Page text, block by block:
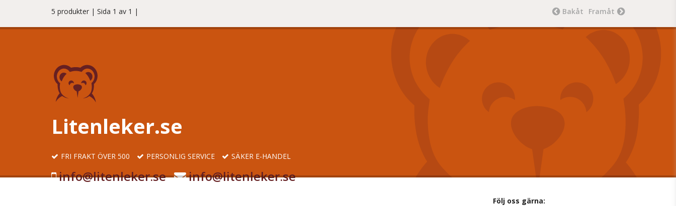
5 produkter | Sida 1 av 1 | Framåt
Bakåt
Litenleker.se
FRI FRAKT ÖVER 500 PERSONLIG SERVICE SÄKER E-HANDEL
info@litenleker.se info@litenleker.se
Följ oss gärna: